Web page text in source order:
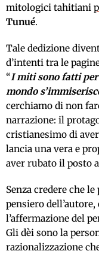
mitologici tahitiani
Tunué.
Tale dedizione
d’intenti tra le
“I miti sono fatti
mondo
cerchiamo di non
narrazione: il
cristianesimo di
lancia una vera e
aver rubato il posto
Senza credere che
pensiero
l’affermazione del
Gli dèi sono la
razionalizzazione